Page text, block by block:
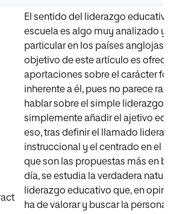
El sentido del liderazgo
escuela es algo muy analizado y
particular en los países
objetivo de este artículo es
aportaciones sobre el carácter
inherente a él, pues no parece
hablar sobre el simple liderazgo,
simplemente añadir el ajetivo
eso, tras definir el llamado
instruccional y el centrado en el
que son las propuestas más en
día, se estudia la verdadera
liderazgo educativo que, en
ha de valorar y buscar la